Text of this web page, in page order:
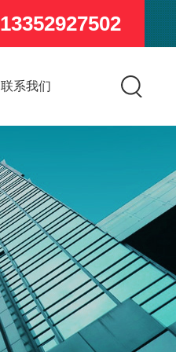
13352927502
联系我们